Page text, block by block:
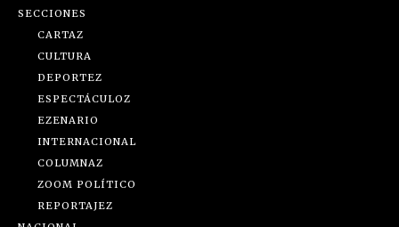
SECCIONES
CARTAZ
CULTURA
DEPORTEZ
ESPECTÁCULOZ
EZENARIO
INTERNACIONAL
COLUMNAZ
ZOOM POLÍTICO
REPORTAJEZ